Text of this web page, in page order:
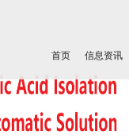
首页 信息资讯
首页 信息资讯